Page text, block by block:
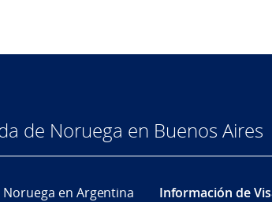
de Noruega en Buenos Aires
Noruega en Argentina
Información de